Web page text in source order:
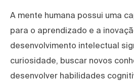
A mente humana possui uma
para o aprendizado e a
desenvolvimento intelectual
curiosidade, buscar novos
desenvolver habilidades